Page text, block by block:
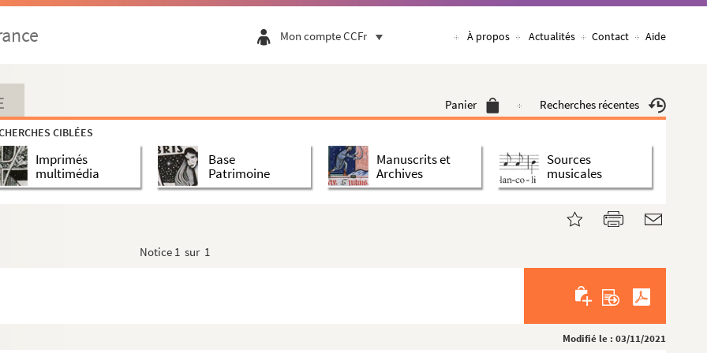
Mon compte CCFr À propos Actualités Contact Aide
Panier Recherches récentes
CIBLÉES
Imprimés
multimédia
Base
Patrimoine
Manuscrits et
Archives
Sources
musicales
Notice 1 sur 1
Modifié le : 03/11/2021
à Sa Majesté Royale, et autres aff...
1781, par le commandant Dolomire, t...
Bonaparte